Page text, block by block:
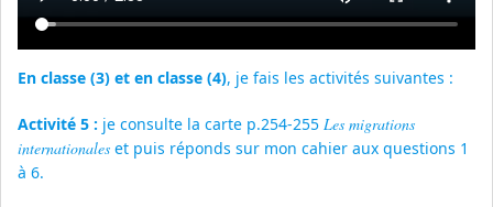
En classe (3) et en classe (4), je fais les activités suivantes :
Activité 5 : je consulte la carte p.254-255Les migrations
internationales et puis réponds sur mon cahier aux questions 1
à 6.